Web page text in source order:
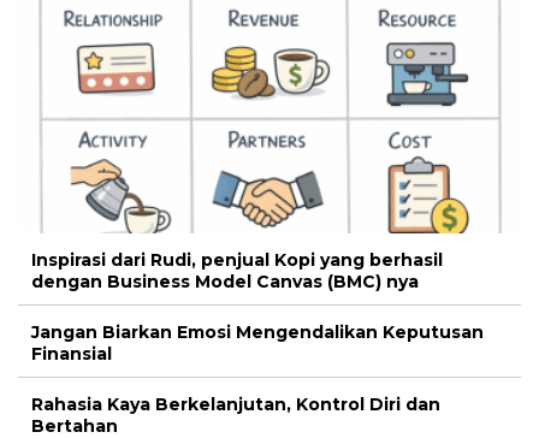
Inspirasi dari Rudi, penjual Kopi yang berhasil
dengan Business Model Canvas (BMC) nya
Jangan Biarkan Emosi Mengendalikan Keputusan
Finansial
Rahasia Kaya Berkelanjutan, Kontrol Diri dan
Bertahan